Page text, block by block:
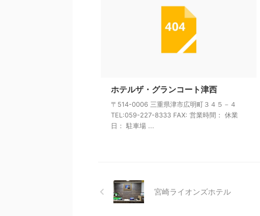
ホテルザ・グランコート津西
〒514-0006 三重県津市広明町３４５－４
TEL:059-227-8333 FAX: 営業時間： 休業
日： 駐車場 ...
宮崎ライオンズホテル